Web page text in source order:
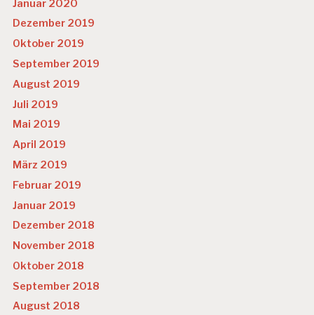
Januar 2020
Dezember 2019
Oktober 2019
September 2019
August 2019
Juli 2019
Mai 2019
April 2019
März 2019
Februar 2019
Januar 2019
Dezember 2018
November 2018
Oktober 2018
September 2018
August 2018